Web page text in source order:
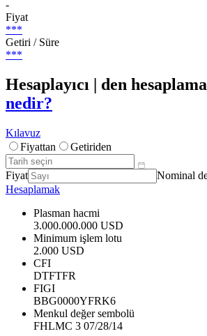
-
Fiyat
***
Getiri / Süre
***
Hesaplayıcı | den hesaplama
nedir?
Kılavuz
Fiyattan
Getiriden
Fiyat
Nominal
Hesaplamak
Plasman hacmi
3.000.000.000 USD
Minimum işlem lotu
2.000 USD
CFI
DTFTFR
FIGI
BBG0000YFRK6
Menkul değer sembolü
FHLMC 3 07/28/14